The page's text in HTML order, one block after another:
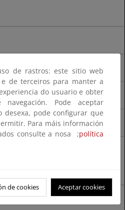
de desempleo, último
de rastros: este sitio web
de terceiros para manter a
do usuario e obter
Pode aceptar
desexa, pode configurar que
Para máis información
consulte a nosa ;política
de cookies Aceptar cookies